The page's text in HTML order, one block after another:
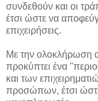
συνδεθούν και οι
έτσι ώστε να
επιχειρήσεις.
Με την ολοκλήρωση
προκύπτει ένα
και των
προσώπων, έτσι ώστε